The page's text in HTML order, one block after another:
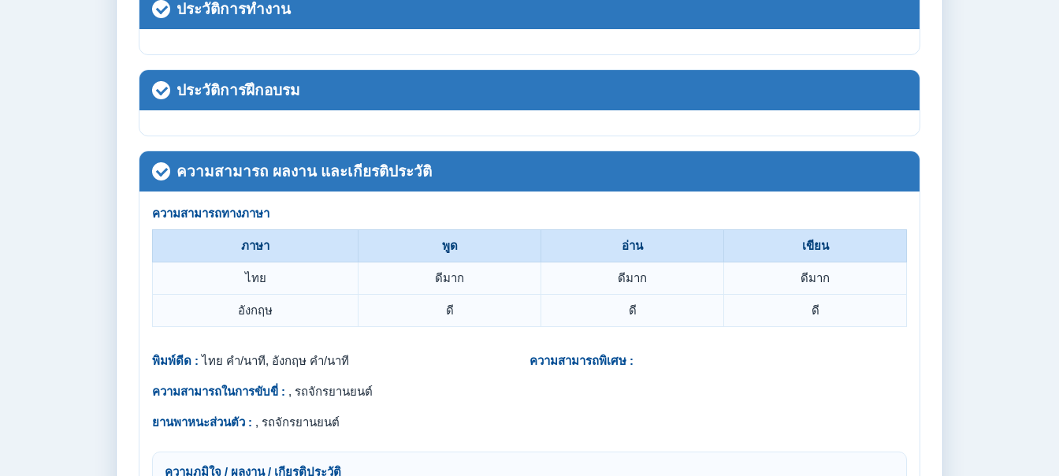
ประวัติการทำงาน
ประวัติการฝึกอบรม
ความสามารถ ผลงาน และเกียรติประวัติ
ความสามารถทางภาษา
ภาษา พูด อ่าน เขียน
ไทย ดีมาก ดีมาก ดีมาก
อังกฤษ ดี ดี ดี
พิมพ์ดีด : ไทย คำ/นาที, อังกฤษ คำ/นาที
ความสามารถในการขับขี่ : , รถจักรยานยนต์
ยานพาหนะส่วนตัว : , รถจักรยานยนต์
ความสามารถพิเศษ :
ความภูมิใจ / ผลงาน / เกียรติประวัติ